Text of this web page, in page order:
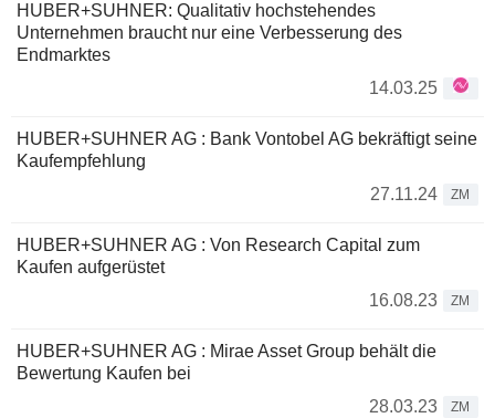
HUBER+SUHNER: Qualitativ hochstehendes
Unternehmen braucht nur eine Verbesserung des
Endmarktes
14.03.25
HUBER+SUHNER AG : Bank Vontobel AG bekräftigt seine
Kaufempfehlung
27.11.24
ZM
HUBER+SUHNER AG : Von Research Capital zum
Kaufen aufgerüstet
16.08.23
ZM
HUBER+SUHNER AG : Mirae Asset Group behält die
Bewertung Kaufen bei
28.03.23
ZM